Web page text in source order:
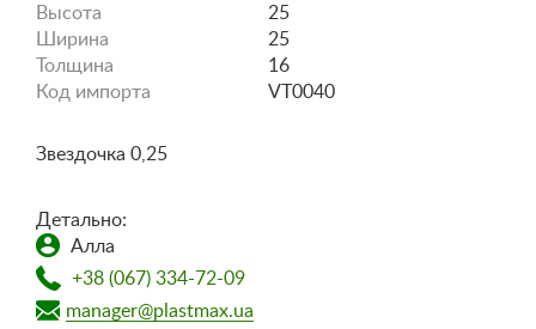
Высота
25
Ширина
25
Толщина
16
Код импорта
VT0040
Звездочка 0,25
Детально:
Алла
+38 (067) 334-72-09
manager@plastmax.ua